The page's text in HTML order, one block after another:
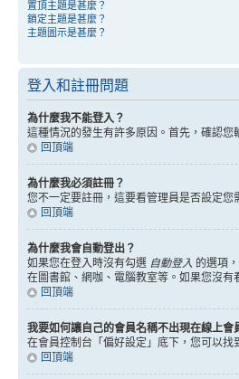
置頂主題是甚麼？
鎖定主題是甚麼？
主題圖示是甚麼？
登入和註冊問題
為什麼我不能登入？
這種情況的發生有許多原因。首先，確認
回頂端
為什麼我必須註冊？
您不一定要註冊，這要看管理員是否設定
回頂端
為什麼我會自動登出？
如果您在登入時沒有勾選 自動登入 的選項
在圖書館、網咖、電腦教室等。如果您沒有
回頂端
我要如何讓自己的會員名稱不出現在線上會
在會員控制台「偏好設定」底下，您可以找
回頂端